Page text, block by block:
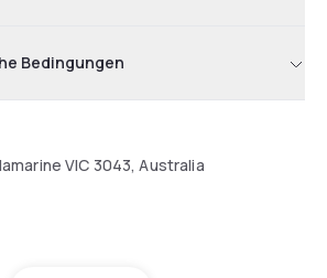
Bedingungen
VIC 3043, Australia